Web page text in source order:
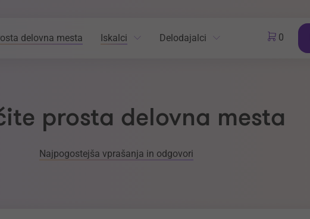
delovna mesta Iskalci Delodajalci 0
prosta delovna mesta
Najpogostejša vprašanja in odgovori